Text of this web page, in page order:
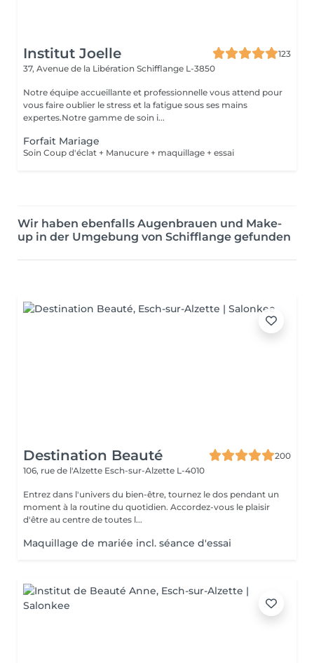
Institut Joelle
123
37, Avenue de la Libération Schifflange L-3850
Notre équipe accueillante et professionnelle vous attend pour
vous faire oublier le stress et la fatigue sous ses mains
expertes.Notre gamme de soin i...
Forfait Mariage
Soin Coup d'éclat + Manucure + maquillage + essai
Wir haben ebenfalls Augenbrauen und Make-
up in der Umgebung von Schifflange gefunden
Destination Beauté
200
106, rue de l'Alzette Esch-sur-Alzette L-4010
Entrez dans l'univers du bien-être, tournez le dos pendant un
moment à la routine du quotidien. Accordez-vous le plaisir
d'être au centre de toutes l...
Maquillage de mariée incl. séance d'essai